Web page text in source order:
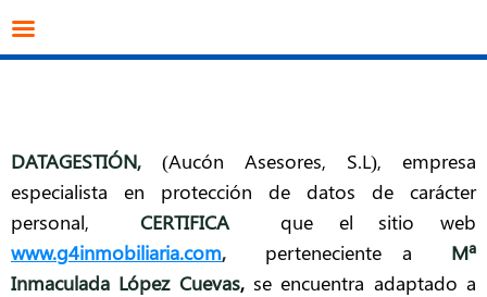
DATAGESTIÓN, (Aucón Asesores, S.L), empresa
especialista en protección de datos de carácter
personal,CERTIFICAque el sitio web
www.g4inmobiliaria.com, perteneciente a Mª
Inmaculada López Cuevas, se encuentra adaptado a